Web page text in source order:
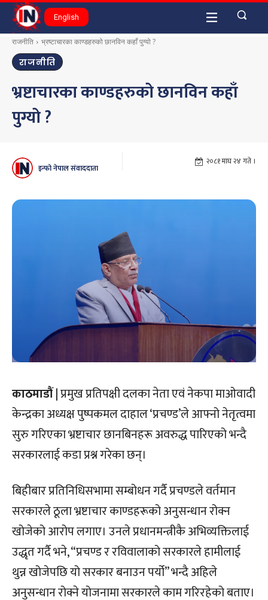
English
राजनीति भ्रष्टाचारका काण्डहरुको छानविन कहाँ पुग्यो ?
राजनीति
भ्रष्टाचारका काण्डहरुको छानविन कहाँ
पुग्यो ?
इन्फो नेपाल संवाददाता
२०८१ माघ २४ गते ।
काठमाडौं| प्रमुख प्रतिपक्षी दलका नेता एवं नेकपा माओवादी
केन्द्रका अध्यक्ष पुष्पकमल दाहाल ‘प्रचण्ड’ले आफ्नो नेतृत्वमा
सुरु गरिएका भ्रष्टाचार छानबिनहरू अवरुद्ध पारिएको भन्दै
सरकारलाई कडा प्रश्न गरेका छन्।
बिहीबार प्रतिनिधिसभामा सम्बोधन गर्दै प्रचण्डले वर्तमान
सरकारले ठूला भ्रष्टाचार काण्डहरूको अनुसन्धान रोक्न
खोजेको आरोप लगाए। उनले प्रधानमन्त्रीकै अभिव्यक्तिलाई
उद्धृत गर्दै भने, “प्रचण्ड र रविवालाको सरकारले हामीलाई
थुन्न खोजेपछि यो सरकार बनाउन पर्यो” भन्दै अहिले
अनुसन्धान रोक्ने योजनामा सरकारले काम गरिरहेको बताए।